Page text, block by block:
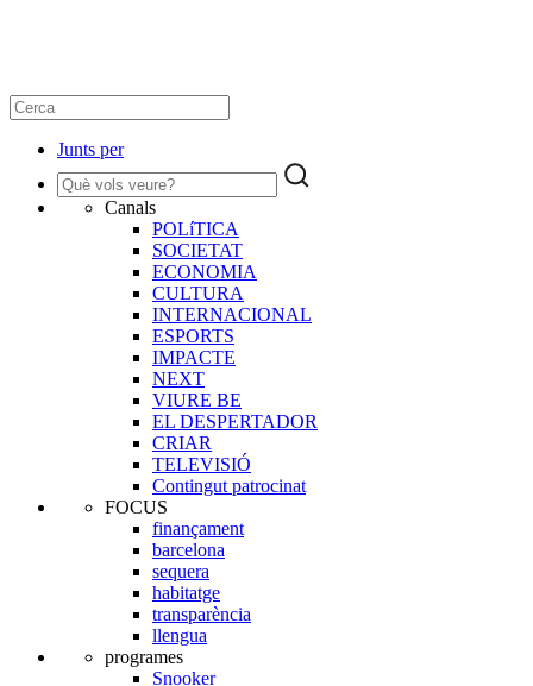
Junts per
Canals
POLíTICA
SOCIETAT
ECONOMIA
CULTURA
INTERNACIONAL
ESPORTS
IMPACTE
NEXT
VIURE BE
EL DESPERTADOR
CRIAR
TELEVISIÓ
Contingut patrocinat
FOCUS
finançament
barcelona
sequera
habitatge
transparència
llengua
programes
Snooker